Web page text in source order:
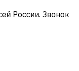
России. Звонок